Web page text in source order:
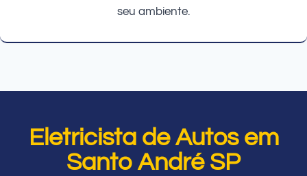
seu ambiente.
Eletricista de Autos em
Santo André SP